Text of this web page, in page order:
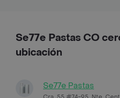
Se77e Pastas CO
ubicación
Se77e Pastas